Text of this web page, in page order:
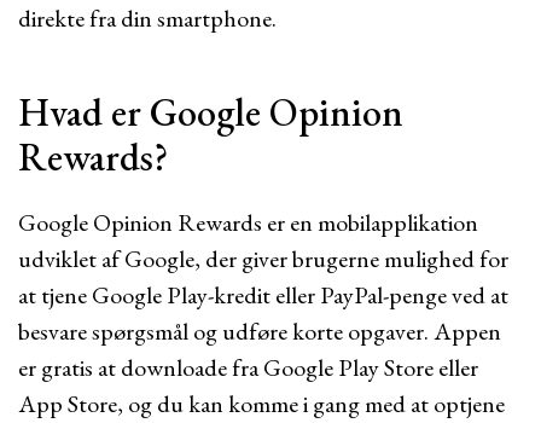
direkte fra din smartphone.
Hvad er Google Opinion
Rewards?
Google Opinion Rewards er en mobilapplikation
udviklet af Google, der giver brugerne mulighed for
at tjene Google Play-kredit eller PayPal-penge ved at
besvare spørgsmål og udføre korte opgaver. Appen
er gratis at downloade fra Google Play Store eller
App Store, og du kan komme i gang med at optjene